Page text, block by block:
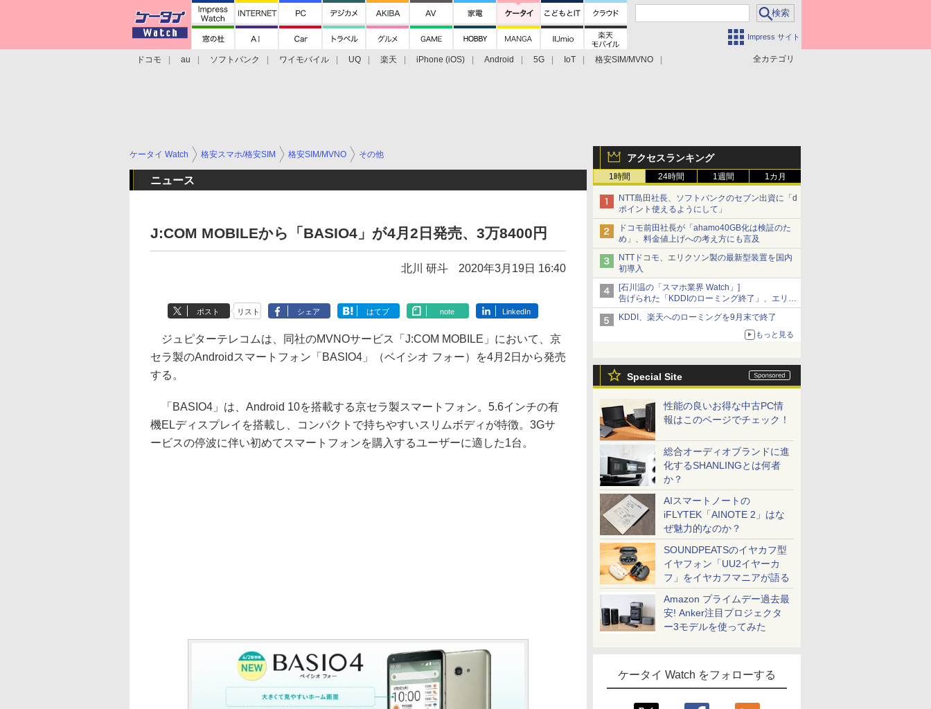
Impress サイト
全カテゴリ
ドコモ au ソフトバンク ワイモバイル UQ 楽天 iPhone (iOS) Android 5G IoT
格安SIM/MVNO
アクセスランキング
1時間 24時間 1週間 1カ月
NTT島田社長、ソフトバンクのセブン出資に「d
ポイント使えるようにして」
ドコモ前田社長が「ahamo40GB化は検証のた
め」、料金値上げへの考え方にも言及
NTTドコモ、エリクソン製の最新型装置を国内
初導入
[石川温の「スマホ業界 Watch」]
告げられた「KDDIのローミング終了」、エリア
マップの落とし穴と楽天モバイルの課題
KDDI、楽天へのローミングを9月末で終了
もっと見る
Special Site
性能の良いお得な中古PC情
報はこのページでチェック！
総合オーディオブランドに進
化するSHANLINGとは何者
か？
AIスマートノートの
iFLYTEK「AINOTE 2」はな
ぜ魅力的なのか？
SOUNDPEATSのイヤカフ型
イヤフォン「UU2イヤーカ
フ」をイヤカフマニアが語る
Amazon プライムデー過去最
安! Anker注目プロジェクタ
ー3モデルを使ってみた
ケータイ Watch をフォローする
ケータイ Watch 格安スマホ/格安SIM 格安SIM/MVNO その他
ニュース
J:COM MOBILEから「BASIO4」が4月2日発売、3万8400円
北川 研斗 2020年3月19日 16:40
ポスト リスト シェア はてブ note LinkedIn
ジュピターテレコムは、同社のMVNOサービス「J:COM MOBILE」において、京
セラ製のAndroidスマートフォン「BASIO4」（ベイシオ フォー）を4月2日から発売
する。
「BASIO4」は、Android 10を搭載する京セラ製スマートフォン。5.6インチの有
機ELディスプレイを搭載し、コンパクトで持ちやすいスリムボディが特徴。3Gサ
ービスの停波に伴い初めてスマートフォンを購入するユーザーに適した1台。